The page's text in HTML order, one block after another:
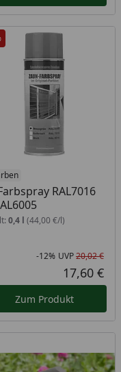
RAL7016
0,4 l (44,00 €/l)
-12% UVP20,02 €
17,60 €
Zum Produkt